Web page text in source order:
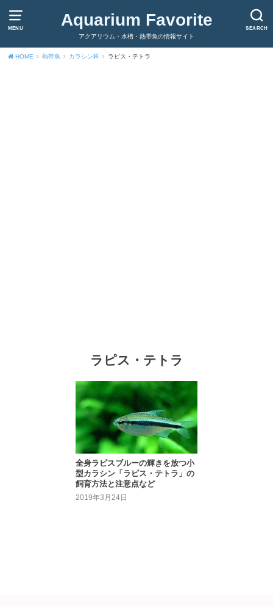
MENU SEARCH
Aquarium Favorite
アクアリウム・水槽・熱帯魚の情報サイト
HOME 熱帯魚 カラシン科 ラピス・テトラ
ラピス・テトラ
全身ラピスブルーの輝きを放つ小
型カラシン「ラピス・テトラ」の
飼育方法と注意点など
2019年3月24日